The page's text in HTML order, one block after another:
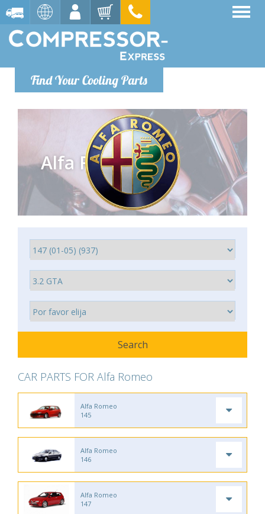
Find Your Cooling Parts
Alfa Romeo
CAR PARTS FOR Alfa Romeo
Alfa Romeo
145
Alfa Romeo
146
Alfa Romeo
147